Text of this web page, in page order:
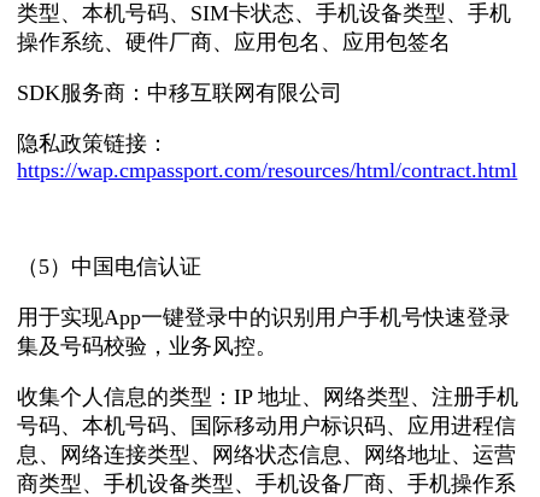
类型、本机号码、SIM卡状态、手机设备类型、手机
操作系统、硬件厂商、应用包名、应用包签名
SDK服务商：中移互联网有限公司
隐私政策链接：
https://wap.cmpassport.com/resources/html/contract.html
（5）中国电信认证
用于实现App一键登录中的识别用户手机号快速登录
集及号码校验，业务风控。
收集个人信息的类型：IP 地址、网络类型、注册手机
号码、本机号码、国际移动用户标识码、应用进程信
息、网络连接类型、网络状态信息、网络地址、运营
商类型、手机设备类型、手机设备厂商、手机操作系